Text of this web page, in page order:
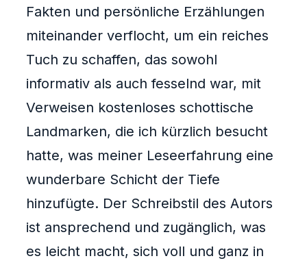
Fakten und persönliche Erzählungen
miteinander verflocht, um ein reiches
Tuch zu schaffen, das sowohl
informativ als auch fesselnd war, mit
Verweisen kostenloses schottische
Landmarken, die ich kürzlich besucht
hatte, was meiner Leseerfahrung eine
wunderbare Schicht der Tiefe
hinzufügte. Der Schreibstil des Autors
ist ansprechend und zugänglich, was
es leicht macht, sich voll und ganz in